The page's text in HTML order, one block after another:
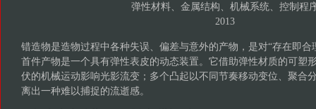
弹性材料、金属结构、机械系统、控制程
2013
错造物是造物过程中各种失误、偏差与意外的产物，是对“存在即合
首件产物是一个具有弹性表皮的动态装置。它借助弹性材质的可塑
伏的机械运动影响光影流变；多个凸起以不同节奏移动变位、聚合
离出一种难以捕捉的流逝感。